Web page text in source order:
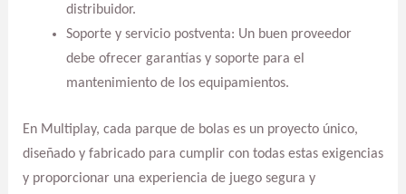
distribuidor.
Soporte y servicio postventa: Un buen proveedor
debe ofrecer garantías y soporte para el
mantenimiento de los equipamientos.
En Multiplay, cada parque de bolas es un proyecto único,
diseñado y fabricado para cumplir con todas estas exigencias
y proporcionar una experiencia de juego segura y